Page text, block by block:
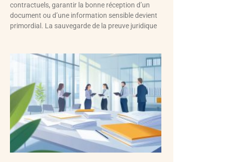
contractuels, garantir la bonne réception d’un
document ou d’une information sensible devient
primordial. La sauvegarde de la preuve juridique